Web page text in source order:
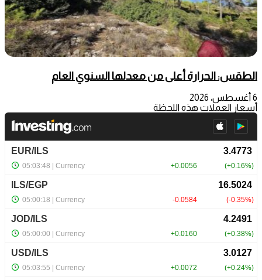
الطقس: الحرارة أعلى من معدلها السنوي العام
6 أغسطس، 2026
أسعار العملات هذه اللحظة